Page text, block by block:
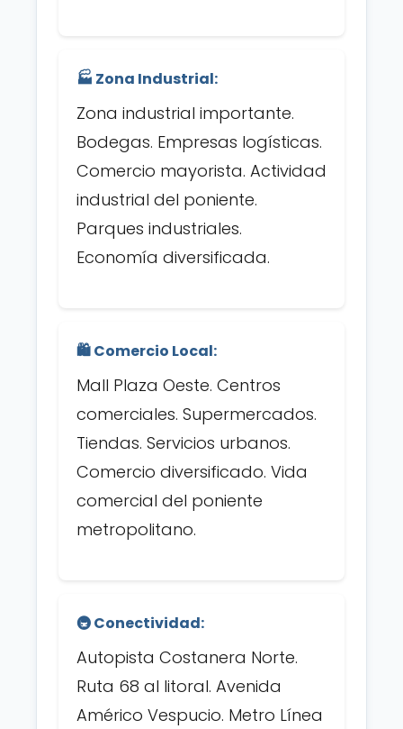
🏭 Zona Industrial:
Zona industrial importante.
Bodegas. Empresas logísticas.
Comercio mayorista. Actividad
industrial del poniente.
Parques industriales.
Economía diversificada.
🛍️ Comercio Local:
Mall Plaza Oeste. Centros
comerciales. Supermercados.
Tiendas. Servicios urbanos.
Comercio diversificado. Vida
comercial del poniente
metropolitano.
🚇 Conectividad:
Autopista Costanera Norte.
Ruta 68 al litoral. Avenida
Américo Vespucio. Metro Línea